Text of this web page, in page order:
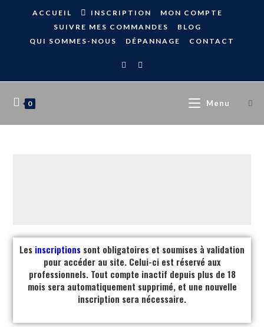
ACCUEIL INSCRIPTION
MON COMPTE
SUIVRE MES COMMANDES
BLOG
QUI SOMMES-NOUS
DÉPANNAGE CONTACT
0 Menu
Les inscriptions sont obligatoires et soumises à validation
pour accéder au site. Celui-ci est réservé aux
professionnels. Tout compte inactif depuis plus de 18
mois sera automatiquement supprimé, et une nouvelle
inscription sera nécessaire.